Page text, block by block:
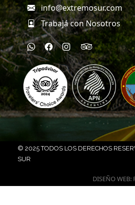
info@extremosur.com
Trabajá con Nosotros
© 2025 TODOS LOS DERECHOS
SUR
DISEÑO WEB: